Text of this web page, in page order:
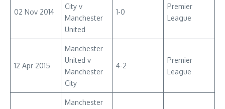
02 Nov 2014
City v
Manchester
United
1-0
Premier
League
12 Apr 2015
Manchester
United v
Manchester
City
4-2
Premier
League
Manchester